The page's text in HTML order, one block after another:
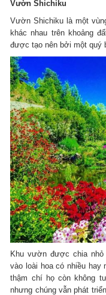
Vườn Shichiku
Vườn Shichiku là một
khác nhau trên khoảng
được tạo nên bởi một quý
Khu vườn được chia nhỏ
vào loài hoa có nhiều hay
thậm chí họ còn không
nhưng chúng vẫn phát